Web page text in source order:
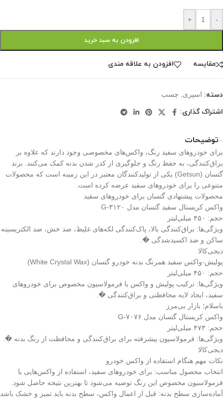
-
+
افزودن به سبد خرید
مقايسه افزودن به علاقه مندی
دسته: اسپری چسب
اشتراک گذاری:
توضیحات
برای خودروهای سفید رنگ، واکس‌های مخصوصی وجود دارند که علاوه بر
براق‌کنندگی، به حفظ رنگ و جلوگیری از کدر شدن بدنه کمک می‌کنند. برند
گتسان (Getsun) یکی از تولیدکنندگان معتبر در این زمینه است که محصولات
متنوعی را برای خودروهای سفید عرضه کرده است.
محصولات پیشنهادی گتسان برای خودروهای سفید
واکس کریستال سفید گتسان مدل G-۳۱۲۰
حجم: ۴۵۰ میلی‌لیتر
ویژگی‌ها: براق‌کنندگی بالا، پاک‌کنندگی لکه‌های غلیظ، ضد خش، ضد الکتریسیته
ساکن و ضد اکسیدشدگی �.
دیجی‌کالا
پولیش-واکس سفید همرنگ بدنه خودرو گتسان (White Crystal Wax)
حجم: ۴۵۰ میلی‌لیتر
ویژگی‌ها: ترکیب پولیش و واکس با فرمولاسیون مخصوص برای خودروهای
سفید، ایجاد لایه محافظتی و براق‌کنندگی �.
باسلام؛ بازار بی‌مرز
واکس کریستال گتسان مدل G-۷۰۷۶
حجم: ۴۷۳ میلی‌لیتر
ویژگی‌ها: فرمولاسیون پیشرفته برای براق‌کنندگی و محافظت از رنگ بدنه �.
دیجی‌کالا
نکات مهم هنگام استفاده از واکس خودرو
انتخاب محصول مناسب: برای خودروهای سفید، استفاده از واکس‌هایی با
فرمولاسیون مخصوص این رنگ توصیه می‌شود تا بهترین نتیجه حاصل شود.
آماده‌سازی سطح بدنه: قبل از اعمال واکس، سطح بدنه باید تمیز و خشک باشد